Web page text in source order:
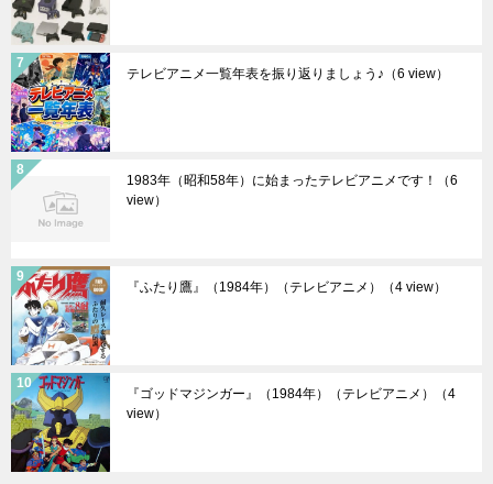
テレビアニメ一覧年表を振り返りましょう♪ （6 view）
1983年（昭和58年）に始まったテレビアニメです！
（6
view）
『ふたり鷹』（1984年）（テレビアニメ） （4 view）
『ゴッドマジンガー』（1984年）（テレビアニメ）
（4
view）